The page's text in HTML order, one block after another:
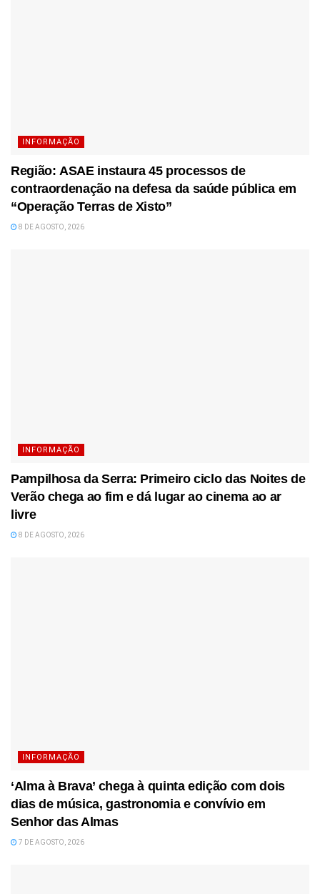
INFORMAÇÃO
Região: ASAE instaura 45 processos de
contraordenação na defesa da saúde pública em
“Operação Terras de Xisto”
8 DE AGOSTO, 2026
INFORMAÇÃO
Pampilhosa da Serra: Primeiro ciclo das Noites de
Verão chega ao fim e dá lugar ao cinema ao ar
livre
8 DE AGOSTO, 2026
INFORMAÇÃO
‘Alma à Brava’ chega à quinta edição com dois
dias de música, gastronomia e convívio em
Senhor das Almas
7 DE AGOSTO, 2026